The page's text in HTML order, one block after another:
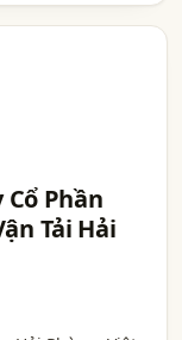
Cổ Phần
Tải Hải